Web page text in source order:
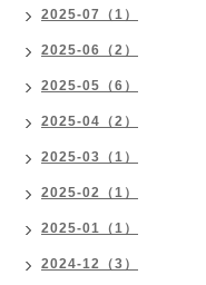
2025-07（1）
2025-06（2）
2025-05（6）
2025-04（2）
2025-03（1）
2025-02（1）
2025-01（1）
2024-12（3）